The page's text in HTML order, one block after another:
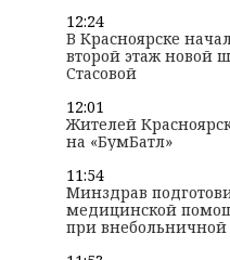
12:24
В Красноярске
второй этаж новой
Стасовой
12:01
Жителей
на «БумБатл»
11:54
Минздрав
медицинской
при